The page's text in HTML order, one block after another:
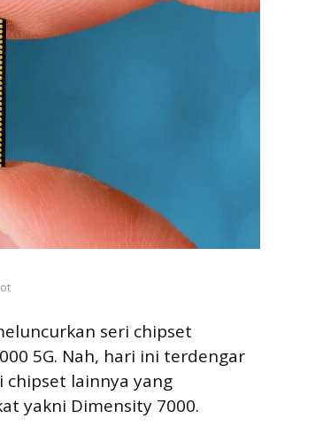
seri chipset
5G. Nah, hari ini terdengar
chipset lainnya yang
yakni Dimensity 7000.